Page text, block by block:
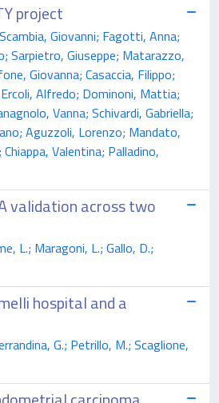
project
Giovanni; Fagotti, Anna;
Sarpietro, Giuseppe; Matarazzo,
Giovanna; Casaccia, Filippo;
Alfredo; Dominoni, Mattia;
Vanna; Schivardi, Gabriella;
Aguzzoli, Lorenzo; Mandato,
Valentina; Palladino,
validation across two
L.; Maragoni, L.; Gallo, D.;
hospital and a
G.; Petrillo, M.; Scaglione,